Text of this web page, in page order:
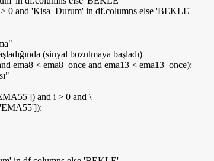
> 0 and 'Kisa_Durum' in df.columns else 'BEKLE'
(sinyal bozulmaya başladı)
ema8 < ema8_once and ema13 < ema13_once):
]) and i > 0 and \
'EMA55']):